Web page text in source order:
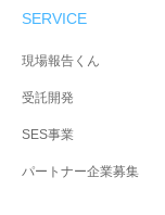
SERVICE
現場報告くん
受託開発
SES事業
パートナー企業募集